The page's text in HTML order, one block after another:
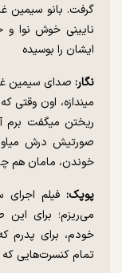
گرفت. بانو سیمین
نایینی خوش نوا
ایشان را بوسیده
نگار: صدای سیمین
میندازه، اون وقتی
ریختن میگفت برم
صورتیش درش
خوندن، مامان هم
پوپک:فیلم
می‌ریزم؛ برای
خودم، برای پدرم
تمام کنسرت‌هایی که